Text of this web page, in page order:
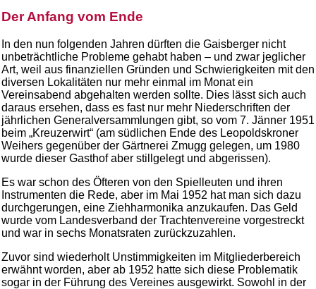
Der Anfang vom Ende
In den nun folgenden Jahren dürften die Gaisberger nicht
unbeträchtliche Probleme gehabt haben – und zwar jeglicher
Art, weil aus finanziellen Gründen und Schwierigkeiten mit den
diversen Lokalitäten nur mehr einmal im Monat ein
Vereinsabend abgehalten werden sollte. Dies lässt sich auch
daraus ersehen, dass es fast nur mehr Niederschriften der
jährlichen Generalversammlungen gibt, so vom 7. Jänner 1951
beim „Kreuzerwirt“ (am südlichen Ende des Leopoldskroner
Weihers gegenüber der Gärtnerei Zmugg gelegen, um 1980
wurde dieser Gasthof aber stillgelegt und abgerissen).
Es war schon des Öfteren von den Spielleuten und ihren
Instrumenten die Rede, aber im Mai 1952 hat man sich dazu
durchgerungen, eine Ziehharmonika anzukaufen. Das Geld
wurde vom Landesverband der Trachtenvereine vorgestreckt
und war in sechs Monatsraten zurückzuzahlen.
Zuvor sind wiederholt Unstimmigkeiten im Mitgliederbereich
erwähnt worden, aber ab 1952 hatte sich diese Problematik
sogar in der Führung des Vereines ausgewirkt. Sowohl in der